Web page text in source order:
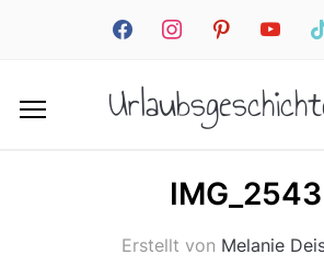
facebookinstagrampinterestyoutube
IMG_2543
Erstellt von Melanie